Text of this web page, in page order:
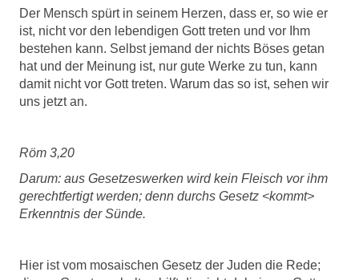
Der Mensch spürt in seinem Herzen, dass er, so wie er
ist, nicht vor den lebendigen Gott treten und vor Ihm
bestehen kann. Selbst jemand der nichts Böses getan
hat und der Meinung ist, nur gute Werke zu tun, kann
damit nicht vor Gott treten. Warum das so ist, sehen wir
uns jetzt an.
Röm 3,20
Darum: aus Gesetzeswerken wird kein Fleisch vor ihm
gerechtfertigt werden; denn durchs Gesetz <kommt>
Erkenntnis der Sünde.
Hier ist vom mosaischen Gesetz der Juden die Rede;